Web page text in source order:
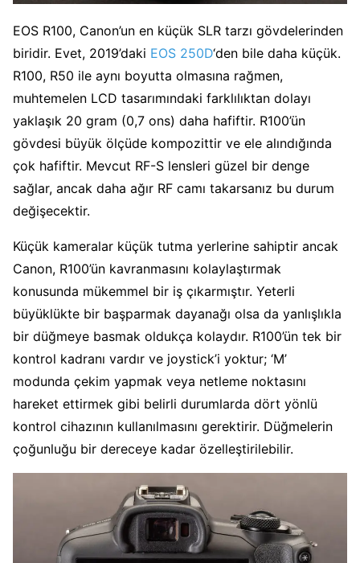
EOS R100, Canon’un en küçük SLR tarzı gövdelerinden
biridir. Evet, 2019’daki EOS 250D‘den bile daha küçük.
R100, R50 ile aynı boyutta olmasına rağmen,
muhtemelen LCD tasarımındaki farklılıktan dolayı
yaklaşık 20 gram (0,7 ons) daha hafiftir. R100’ün
gövdesi büyük ölçüde kompozittir ve ele alındığında
çok hafiftir. Mevcut RF-S lensleri güzel bir denge
sağlar, ancak daha ağır RF camı takarsanız bu durum
değişecektir.
Küçük kameralar küçük tutma yerlerine sahiptir ancak
Canon, R100’ün kavranmasını kolaylaştırmak
konusunda mükemmel bir iş çıkarmıştır. Yeterli
büyüklükte bir başparmak dayanağı olsa da yanlışlıkla
bir düğmeye basmak oldukça kolaydır. R100’ün tek bir
kontrol kadranı vardır ve joystick’i yoktur; ‘M’
modunda çekim yapmak veya netleme noktasını
hareket ettirmek gibi belirli durumlarda dört yönlü
kontrol cihazının kullanılmasını gerektirir. Düğmelerin
çoğunluğu bir dereceye kadar özelleştirilebilir.